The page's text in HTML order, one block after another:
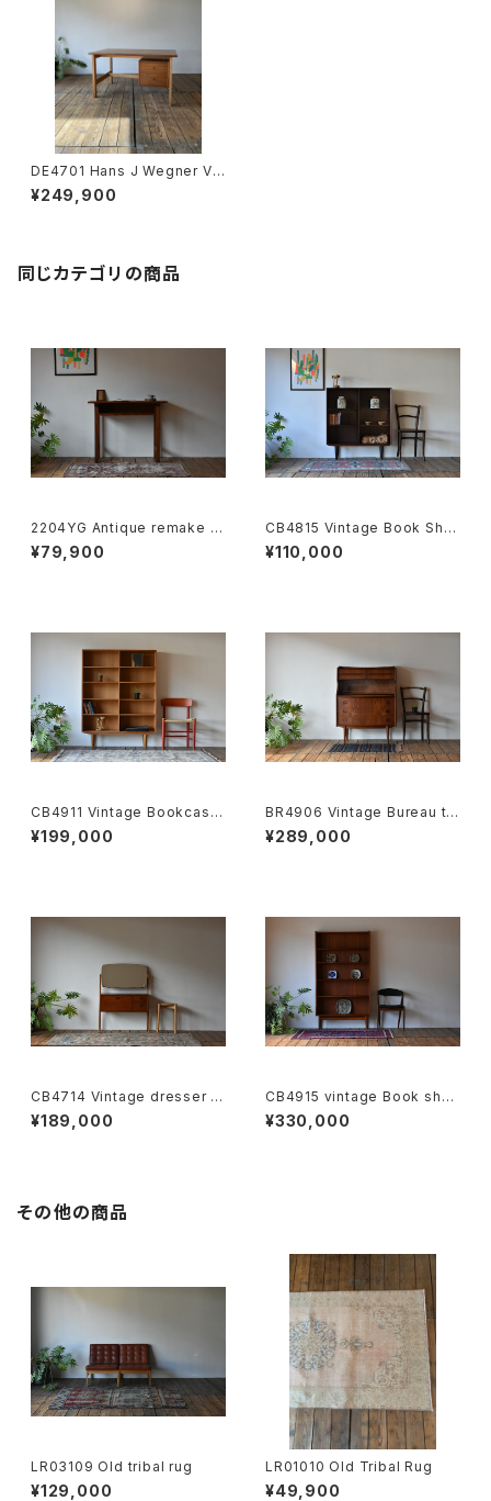
DE4701 Hans J Wegner Vin
tage Desk
¥249,900
同じカテゴリの商品
2204YG Antique remake d
esk JP
¥79,900
CB4815 Vintage Book Shel
f rosewood DK
¥110,000
CB4911 Vintage Bookcase
oak DK
¥199,000
BR4906 Vintage Bureau te
ak DK
¥289,000
CB4714 Vintage dresser te
ak （oak leg ）DK
¥189,000
CB4915 vintage Book shel
¥330,000
その他の商品
LR03109 Old tribal rug
¥129,000
LR01010 Old Tribal Rug
¥49,900